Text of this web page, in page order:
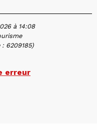
à 14:08
: 6209185)
erreur